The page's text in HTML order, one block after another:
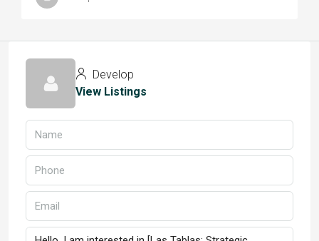
Develop
View Listings